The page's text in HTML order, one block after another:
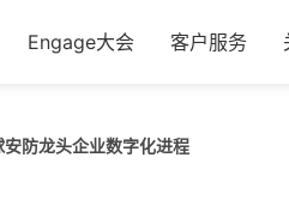
Engage大会 客户服务
防龙头企业数字化进程